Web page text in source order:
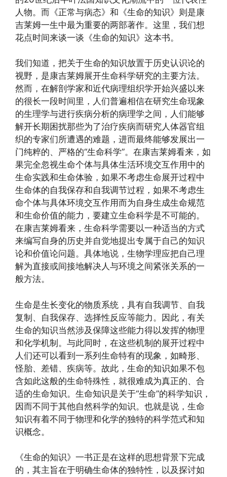
人物。而《正常与病态》和《生命的知识》则是康
吉莱姆一生中最为重要的两部著作。这里，我们想
花点时间来谈一谈《生命的知识》这本书。
我们知道，把关于生命的知识放置于历史认识论的
视野，是康吉莱姆展开生命科学研究的主要方法。
然而，在解剖学家和近代病理组织学开始兴盛以来
的很长一段时间里，人们普遍相信在研究生命现象
的生理学与进行疾病分析的病理学之间，人们能够
解开长期困扰那些为了治疗疾病而研究人体器官组
织的专家们所遭遇的难题，进而最终能够发展出一
门纯粹的、严格的“生命科学”。在康吉莱姆看来，如
果完全忽视生命个体与具体生活环境交互作用中的
生命实践和生命体验，如果不考虑生命展开过程中
生命体的自我保存和自我调节过程，如果不考虑生
命个体与具体环境交互作用而为自身生成生命规范
和生命价值的能力，要建立生命科学是不可能的。
在康吉莱姆看来，生命科学需要以一种适当的方式
来编写自身的历史并自觉地提出专属于自己的知识
论和价值论问题。具体地说，生物学理应把自己理
解为直接或间接地解决人与环境之间紧张关系的一
般方法。
生命是生长变化的物质系统，具有自我调节、自我
复制、自我保存、选择性反应等能力。因此，有关
生命的知识当然涉及保障这些能力得以发挥的物理
和化学机制。与此同时，在这些机制的展开过程中
人们还可以看到一系列生命特有的现象，如畸形、
怪胎、差错、疾病等。故此，生命的知识如果不包
含如此这般的生命特殊性，就很难成为真正的、合
适的生命知识。生命知识是关于“生命”的科学知识，
因而不同于其他自然科学的知识。也就是说，生命
知识有着不同于物理和化学的独特的科学范式和知
识概念。
《生命的知识》一书正是在这样的思想背景下完成
的，其主旨在于明确生命体的独特性，以及探讨如